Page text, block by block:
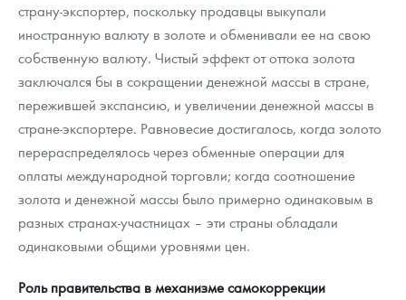
страну-экспортер, поскольку продавцы выкупали
иностранную валюту в золоте и обменивали ее на свою
собственную валюту. Чистый эффект от оттока золота
заключался бы в сокращении денежной массы в стране,
пережившей экспансию, и увеличении денежной массы в
стране-экспортере. Равновесие достигалось, когда золото
перераспределялось через обменные операции для
оплаты международной торговли; когда соотношение
золота и денежной массы было примерно одинаковым в
разных странах-участницах – эти страны обладали
одинаковыми общими уровнями цен.
Роль правительства в механизме самокоррекции